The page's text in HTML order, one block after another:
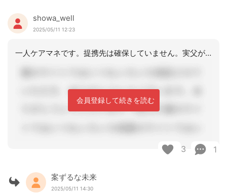
showa_well
2025/05/11 12:23
一人ケアマネです。提携先は確保していません。実父が亡くなった日も病院で死亡診断に
会員登録して続きを読む
3 1
案ずるな未来
2025/05/11 14:30